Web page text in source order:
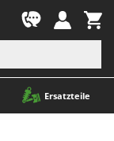
Ersatzteile